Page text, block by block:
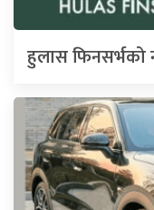
हुलास फिनसर्भको